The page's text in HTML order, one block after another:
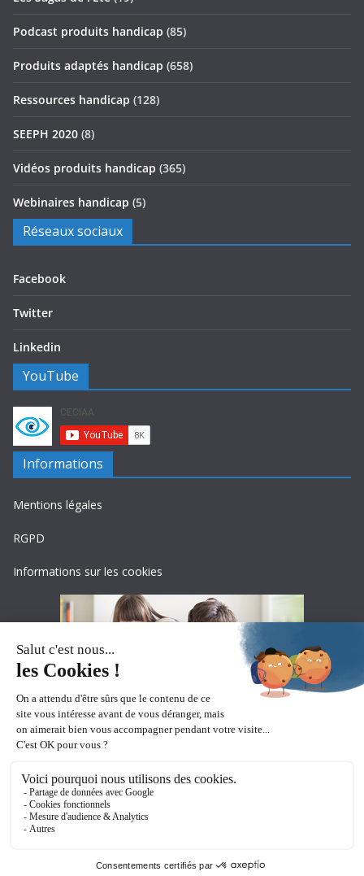
Podcast produits handicap (85)
Produits adaptés handicap (658)
Ressources handicap (128)
SEEPH 2020 (8)
Vidéos produits handicap (365)
Webinaires handicap (5)
Réseaux sociaux
Facebook
Twitter
Linkedin
YouTube
Informations
Mentions légales
RGPD
Informations sur les cookies
Copyright © 2026 Ceciaa . All rights reserved.